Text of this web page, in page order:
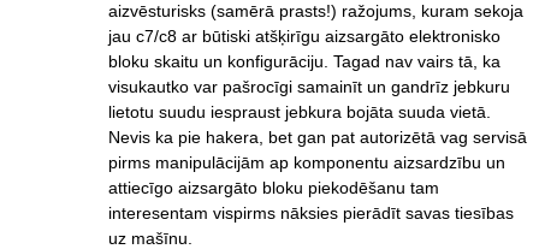
aizvēsturisks (samērā prasts!) ražojums, kuram sekoja
jau c7/c8 ar būtiski atšķirīgu aizsargāto elektronisko
bloku skaitu un konfigurāciju. Tagad nav vairs tā, ka
visukautko var pašrocīgi samainīt un gandrīz jebkuru
lietotu suudu iespraust jebkura bojāta suuda vietā.
Nevis ka pie hakera, bet gan pat autorizētā vag servisā
pirms manipulācijām ap komponentu aizsardzību un
attiecīgo aizsargāto bloku piekodēšanu tam
interesentam vispirms nāksies pierādīt savas tiesības
uz mašīnu.